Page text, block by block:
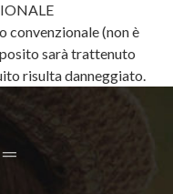
(non è
sarà trattenuto
risulta danneggiato.